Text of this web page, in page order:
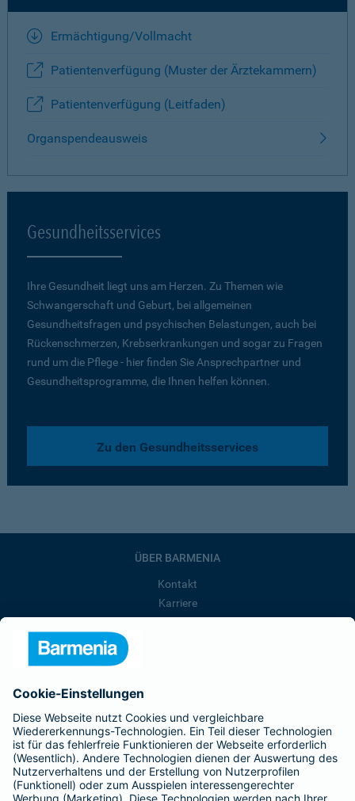
Ermächtigung/Vollmacht
Patientenverfügung (Muster der Ärztekammern)
Patientenverfügung (Leitfaden)
Organspendeausweis
Gesundheitsservices
Ihre Gesundheit liegt uns am Herzen. Zu Themen wie
Schwangerschaft und Geburt, bei allgemeinen
Gesundheitsfragen und psychischen Belastungen, auch bei
Rückenschmerzen, Krebserkrankungen und sogar zu Fragen
rund um die Pflege - hier finden Sie Ansprechpartner und
Gesundheitsprogramme, die Ihnen helfen können.
Zu den Gesundheitsservices
ÜBER BARMENIA
Kontakt
Karriere
Barmenia ist Teil der BarmeniaGothaer
BELIEBTE SEITEN
Kranken-Zusatzversicherung
Tierversicherungen
Haftpflichtversicherung